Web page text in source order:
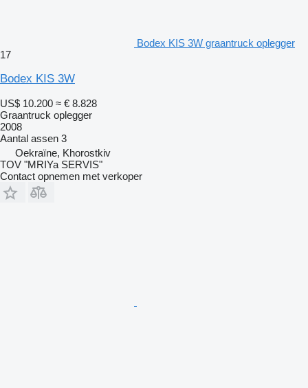
Bodex KIS 3W graantruck oplegger
17
Bodex KIS 3W
US$ 10.200 ≈ € 8.828
Graantruck oplegger
2008
Aantal assen 3
Oekraïne, Khorostkiv
TOV "MRIYa SERVIS"
Contact opnemen met verkoper